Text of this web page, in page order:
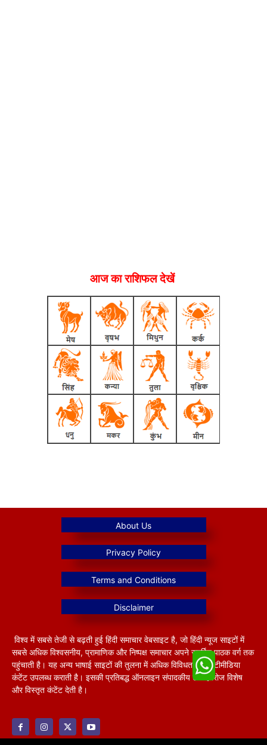
आज का राशिफल देखें
विश्व में सबसे तेजी से बढ़ती हुई हिंदी समाचार वेबसाइट है, जो हिंदी न्यूज साइटों में
सबसे अधिक विश्वसनीय, प्रामाणिक और निष्पक्ष समाचार अपने समर्पित पाठक वर्ग तक
पहुंचाती है। यह अन्य भाषाई साइटों की तुलना में अधिक विविधतापूर्ण मल्टीमीडिया
कंटेंट उपलब्ध कराती है। इसकी प्रतिबद्ध ऑनलाइन संपादकीय टीम हररोज विशेष
और विस्तृत कंटेंट देती है।